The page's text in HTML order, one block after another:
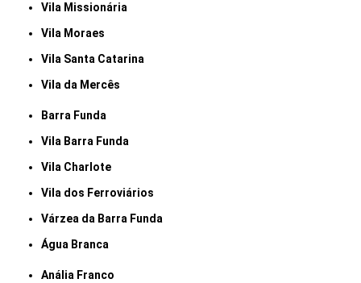
Vila Missionária
Vila Moraes
Vila Santa Catarina
Vila da Mercês
Barra Funda
Vila Barra Funda
Vila Charlote
Vila dos Ferroviários
Várzea da Barra Funda
Água Branca
Anália Franco